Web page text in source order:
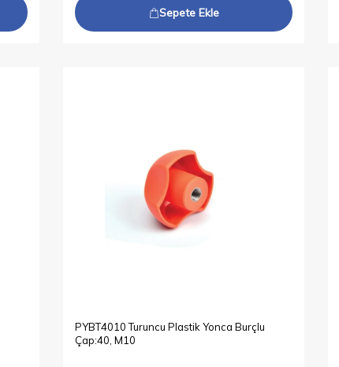
Sepete Ekle
PYBT4010 Turuncu Plastik Yonca Burçlu
Çap:40, M10